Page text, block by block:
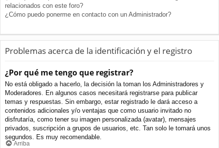
relacionados con este foro?
¿Cómo puedo ponerme en contacto con un Administrador?
Problemas acerca de la identificación y el registro
¿Por qué me tengo que registrar?
No está obligado a hacerlo, la decisión la toman los Administradores y
Moderadores. En algunos casos necesitará registrarse para publicar
temas y respuestas. Sin embargo, estar registrado le dará acceso a
contenidos adicionales y/o ventajas que como usuario invitado no
disfrutaría, como tener su imagen personalizada (avatar), mensajes
privados, suscripción a grupos de usuarios, etc. Tan solo le tomará unos
segundos. Es muy recomendable.
Arriba